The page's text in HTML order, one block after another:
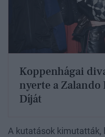
Koppenhágai
nyerte a
Díját
A kutatások kimutatták,